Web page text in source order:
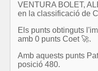
VENTURA BOLET,
en la classificació de
Els punts obtinguts
amb 0 punts Coet 🚀.
Amb aquests punts
posició 480.